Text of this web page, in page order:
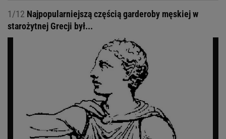
1/12 Najpopularniejszą częścią garderoby męskiej w
starożytnej Grecji był...